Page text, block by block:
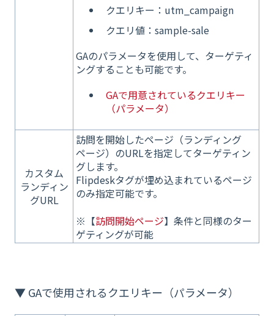
クエリキー：utm_campaign
クエリ値：sample-sale
GAのパラメータを使用して、ターゲティ
ングすることも可能です。
GAで用意されているクエリキー
（パラメータ）
カスタム
ランディン
グURL
訪問を開始したページ（ランディング
ページ）のURLを指定してターゲティン
グします。
Flipdeskタグが埋め込まれているページ
のみ指定可能です。
※【訪問開始ページ】条件と同様のター
ゲティングが可能
▼ GAで使用されるクエリキー（パラメータ）